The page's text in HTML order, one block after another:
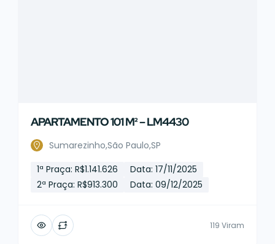
APARTAMENTO 101 M² – LM4430
Sumarezinho,São Paulo,SP
1ª Praça: R$1.141.626
Data: 17/11/2025
2ª Praça: R$913.300
Data: 09/12/2025
119 Viram